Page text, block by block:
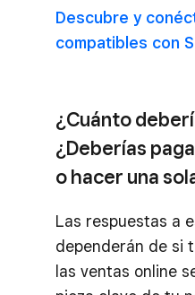
Descubre y
compatibles con
¿Cuánto
¿Deberías
o hacer una
Las respuestas a
dependerán de si
las ventas online